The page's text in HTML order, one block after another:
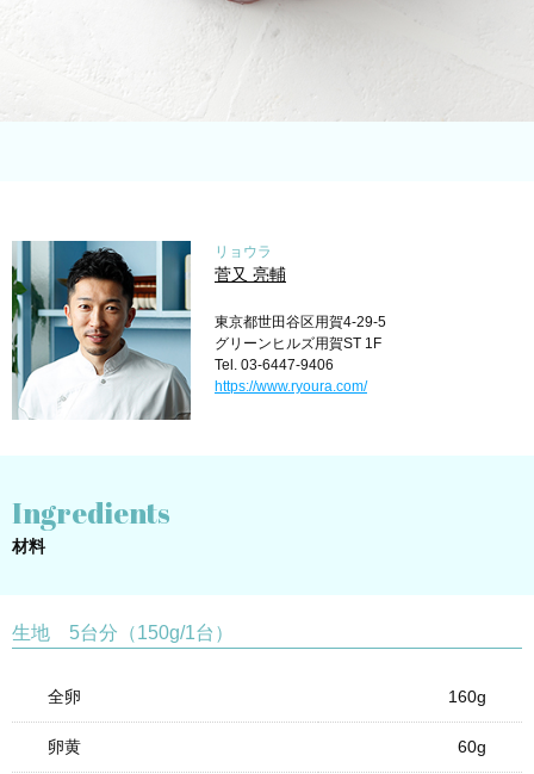
リョウラ
菅又 亮輔
東京都世田谷区用賀4-29-5
グリーンヒルズ用賀ST 1F
Tel. 03-6447-9406
https://www.ryoura.com/
Ingredients
材料
生地 5台分（150g/1台）
全卵 160g
卵黄 60g